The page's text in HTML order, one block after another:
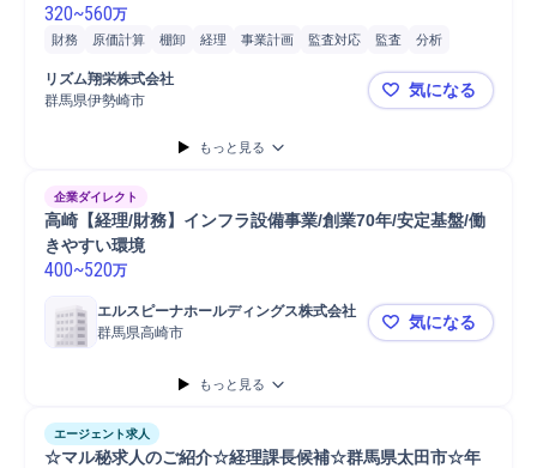
320~560万
財務 原価計算 棚卸 経理 事業計画 監査対応 監査
分析
業務監査
リズム翔栄株式会社
群馬県伊勢崎市
経理・財務
気になる
もっと見る
企業ダイレクト
高崎【経理/財務】インフラ設備事業/創業70年/安定基盤/働
きやすい環境
400~520万
エルスピーナホールディングス株式会社
群馬県高崎市
高崎【経理/
気になる
もっと見る
エージェント求人
☆マル秘求人のご紹介☆経理課長候補☆群馬県太田市☆年